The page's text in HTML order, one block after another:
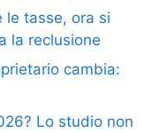
le tasse, ora si
la reclusione
cambia:
Lo studio non